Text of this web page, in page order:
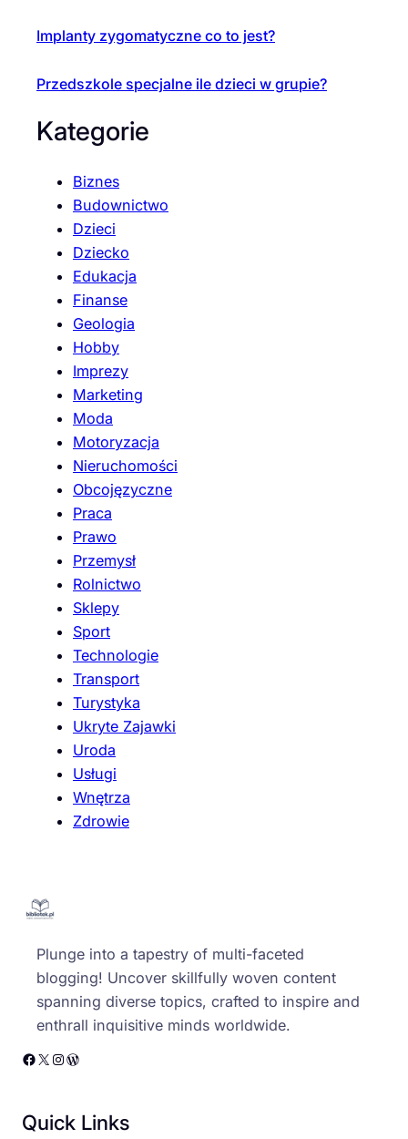
Implanty zygomatyczne co to jest?
Przedszkole specjalne ile dzieci w grupie?
Kategorie
Biznes
Budownictwo
Dzieci
Dziecko
Edukacja
Finanse
Geologia
Hobby
Imprezy
Marketing
Moda
Motoryzacja
Nieruchomości
Obcojęzyczne
Praca
Prawo
Przemysł
Rolnictwo
Sklepy
Sport
Technologie
Transport
Turystyka
Ukryte Zajawki
Uroda
Usługi
Wnętrza
Zdrowie
Plunge into a tapestry of multi-faceted
blogging! Uncover skillfully woven content
spanning diverse topics, crafted to inspire and
enthrall inquisitive minds worldwide.
Facebook X Instagram WordPress
Quick Links